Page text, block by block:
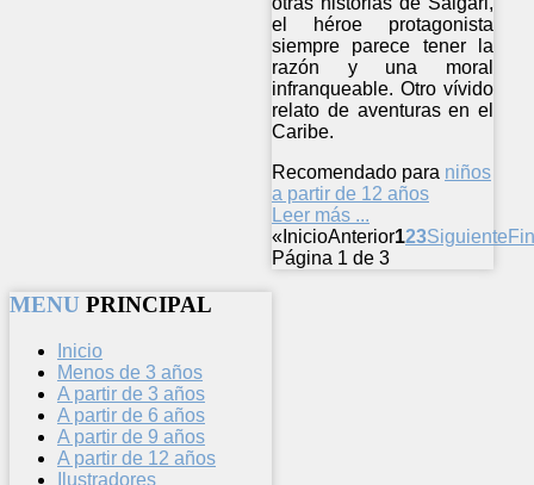
el héroe protagonista
siempre parece tener la
razón y una moral
infranqueable. Otro vívido
relato de aventuras en el
Caribe.
Recomendado para niños
a partir de 12 años
Leer más ...
« InicioAnterior123Siguiente
Página 1 de 3
MENU PRINCIPAL
Inicio
Menos de 3 años
A partir de 3 años
A partir de 6 años
A partir de 9 años
A partir de 12 años
Ilustradores